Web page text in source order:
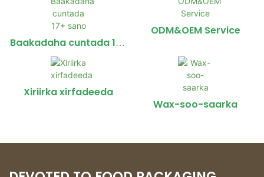
Baakadaha cuntada 17+
sano
ODM&OEM Service
Xiriirka xirfadeeda
Wax-soo-saarka